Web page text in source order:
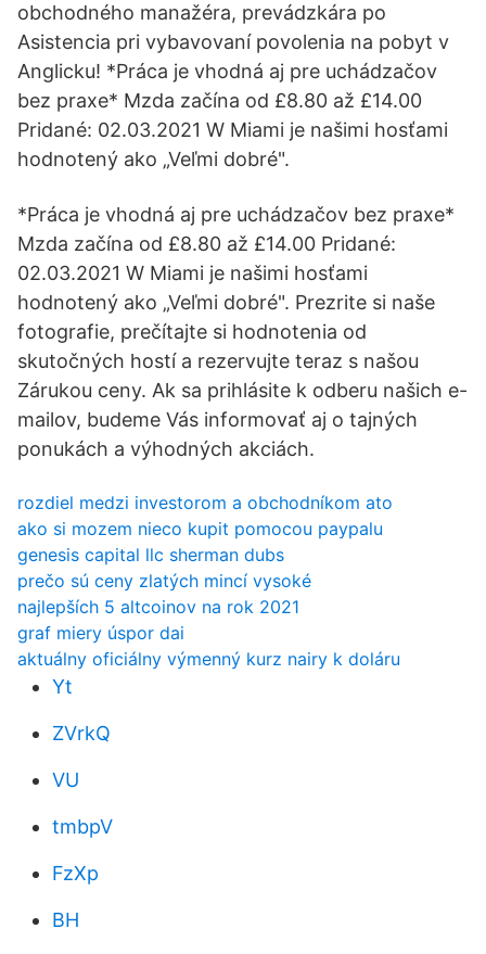
obchodného manažéra, prevádzkára po
Asistencia pri vybavovaní povolenia na pobyt v
Anglicku! *Práca je vhodná aj pre uchádzačov
bez praxe* Mzda začína od £8.80 až £14.00
Pridané: 02.03.2021 W Miami je našimi hosťami
hodnotený ako „Veľmi dobré".
*Práca je vhodná aj pre uchádzačov bez praxe*
Mzda začína od £8.80 až £14.00 Pridané:
02.03.2021 W Miami je našimi hosťami
hodnotený ako „Veľmi dobré". Prezrite si naše
fotografie, prečítajte si hodnotenia od
skutočných hostí a rezervujte teraz s našou
Zárukou ceny. Ak sa prihlásite k odberu našich e-
mailov, budeme Vás informovať aj o tajných
ponukách a výhodných akciách.
rozdiel medzi investorom a obchodníkom ato
ako si mozem nieco kupit pomocou paypalu
genesis capital llc sherman dubs
prečo sú ceny zlatých mincí vysoké
najlepších 5 altcoinov na rok 2021
graf miery úspor dai
aktuálny oficiálny výmenný kurz nairy k doláru
Yt
ZVrkQ
VU
tmbpV
FzXp
BH